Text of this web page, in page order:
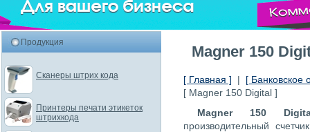
Magner 150
[ Главная ] | [ Банковское
[ Magner 150 Digital ]
Magner 150
производительный
Продукция
Сканеры штрих кода
Принтеры печати этикеток
штрихкода